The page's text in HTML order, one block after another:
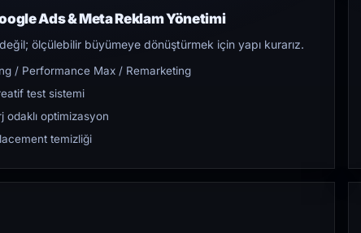
Ads & Meta Reklam Yönetimi
ölçülebilir büyümeye dönüştürmek için yapı kurarız.
/ Performance Max / Remarketing
test sistemi
odaklı optimizasyon
temizliği